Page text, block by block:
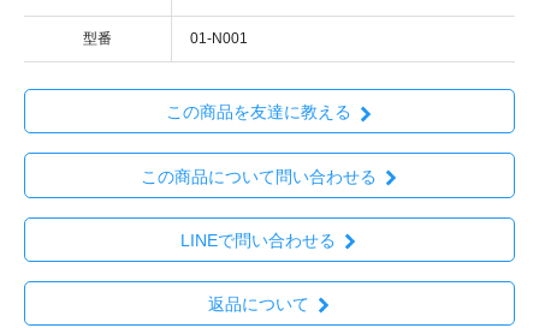
型番 01-N001
この商品を友達に教える
この商品について問い合わせる
LINEで問い合わせる
返品について